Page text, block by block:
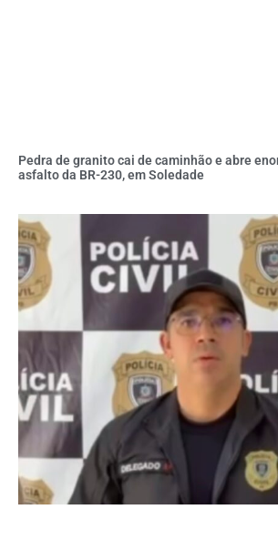
Pedra de granito cai de caminhão e abre
asfalto da BR-230, em Soledade